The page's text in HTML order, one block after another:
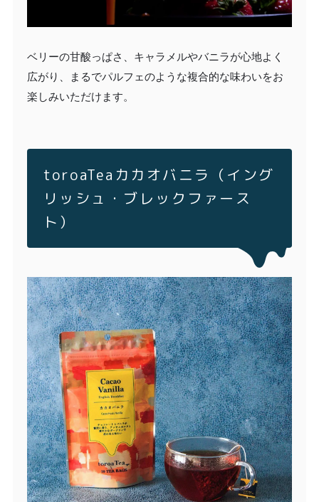
ベリーの甘酸っぱさ、キャラメルやバニラが心地よく
広がり、まるでパルフェのような複合的な味わいをお
楽しみいただけます。
toroaTeaカカオバニラ（イング
リッシュ・ブレックファース
ト）